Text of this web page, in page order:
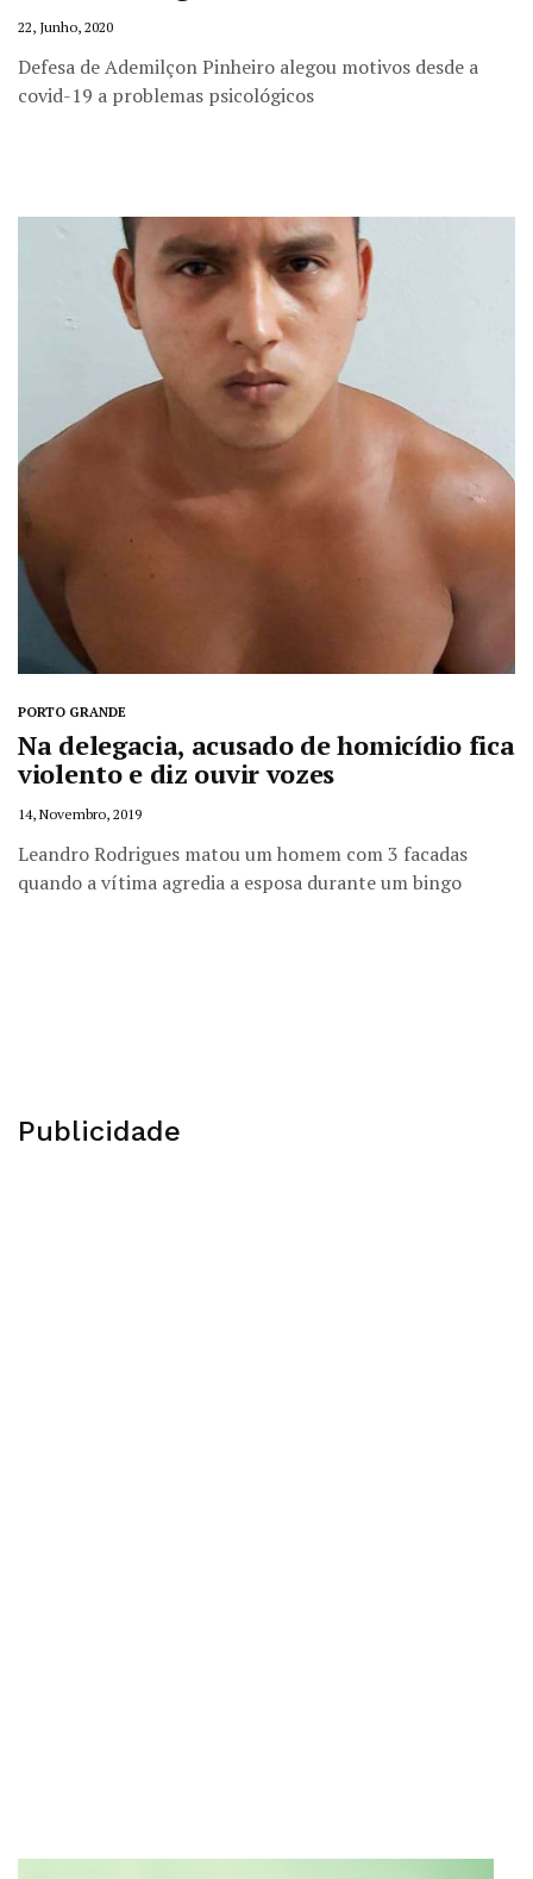
22, Junho, 2020
Defesa de Ademilçon Pinheiro alegou motivos desde a
covid-19 a problemas psicológicos
PORTO GRANDE
Na delegacia, acusado de homicídio fica
violento e diz ouvir vozes
14, Novembro, 2019
Leandro Rodrigues matou um homem com 3 facadas
quando a vítima agredia a esposa durante um bingo
Publicidade